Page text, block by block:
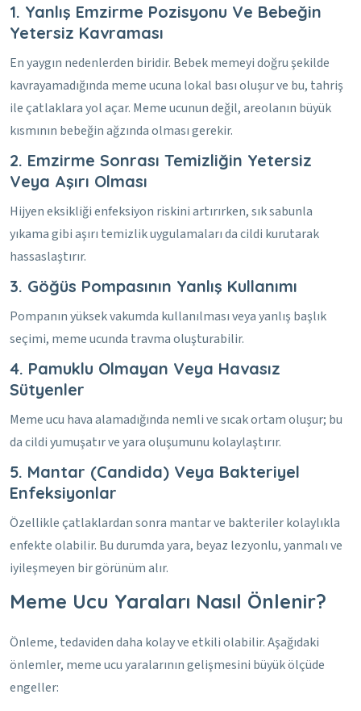
1. Yanlış Emzirme Pozisyonu Ve Bebeğin
Yetersiz Kavraması
En yaygın nedenlerden biridir. Bebek memeyi doğru şekilde
kavrayamadığında meme ucuna lokal bası oluşur ve bu, tahriş
ile çatlaklara yol açar. Meme ucunun değil, areolanın büyük
kısmının bebeğin ağzında olması gerekir.
2. Emzirme Sonrası Temizliğin Yetersiz
Veya Aşırı Olması
Hijyen eksikliği enfeksiyon riskini artırırken, sık sabunla
yıkama gibi aşırı temizlik uygulamaları da cildi kurutarak
hassaslaştırır.
3. Göğüs Pompasının Yanlış Kullanımı
Pompanın yüksek vakumda kullanılması veya yanlış başlık
seçimi, meme ucunda travma oluşturabilir.
4. Pamuklu Olmayan Veya Havasız
Sütyenler
Meme ucu hava alamadığında nemli ve sıcak ortam oluşur; bu
da cildi yumuşatır ve yara oluşumunu kolaylaştırır.
5. Mantar (Candida) Veya Bakteriyel
Enfeksiyonlar
Özellikle çatlaklardan sonra mantar ve bakteriler kolaylıkla
enfekte olabilir. Bu durumda yara, beyaz lezyonlu, yanmalı ve
iyileşmeyen bir görünüm alır.
Meme Ucu Yaraları Nasıl Önlenir?
Önleme, tedaviden daha kolay ve etkili olabilir. Aşağıdaki
önlemler, meme ucu yaralarının gelişmesini büyük ölçüde
engeller: